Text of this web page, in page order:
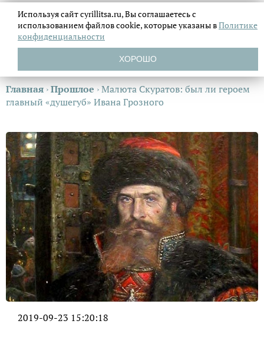
Главная ›Прошлое ›Малюта Скуратов: был ли героем
главный «душегуб» Ивана Грозного
2019-09-23 15:20:18
Используя сайт cyrillitsa.ru, Вы соглашаетесь с
использованием файловcookie, которые указаны вПолитике
конфиденциальности
ХОРОШО